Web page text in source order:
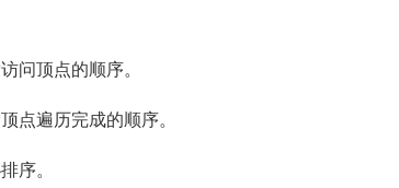
问顶点的顺序。
点遍历完成的顺序。
序。